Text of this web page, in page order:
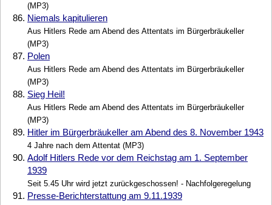
(MP3)
86. Niemals kapitulieren
Aus Hitlers Rede am Abend des Attentats im Bürgerbräukeller
(MP3)
87. Polen
Aus Hitlers Rede am Abend des Attentats im Bürgerbräukeller
(MP3)
88. Sieg Heil!
Aus Hitlers Rede am Abend des Attentats im Bürgerbräukeller
(MP3)
89. Hitler im Bürgerbräukeller am Abend des 8. November 1943
4 Jahre nach dem Attentat (MP3)
90. Adolf Hitlers Rede vor dem Reichstag am 1. September
1939
Seit 5.45 Uhr wird jetzt zurückgeschossen! - Nachfolgeregelung
91. Presse-Berichterstattung am 9.11.1939